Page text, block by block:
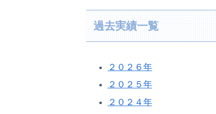
過去実績一覧
２０２６年
２０２５年
２０２４年